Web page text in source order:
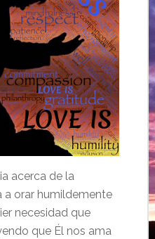
acerca de la
a orar humildemente
necesidad que
que Él nos ama